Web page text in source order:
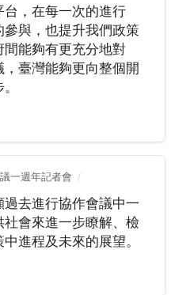
，在每一次的進行
與，也提升我們政策
能夠有更充分地對
臺灣能夠更向整個開
一週年記者會
去進行協作會議中一
會來進一步瞭解、檢
進程及未來的展望。